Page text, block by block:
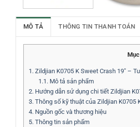
MÔ TẢ THÔNG TIN THANH TOÁN
1. Zildjian K0705 K Sweet Crash 19″ –
1.1.Mô tả sản phẩm
2. Hướng dẫn sử dụng chi tiết Zildjian
3. Thông số kỹ thuật của Zildjian K0705
4. Nguồn gốc và thương hiệu
5. Thông tin sản phẩm